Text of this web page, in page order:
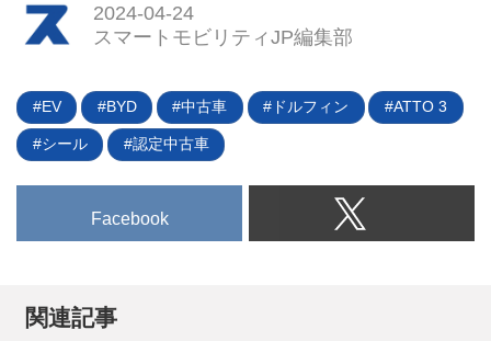
のセグメントだけに、早くもその
ネーブモーターショーで発表した
「DENZA Z9 GT」を北京モータ
ーショーで世界初公開する。
わる日本メーカーの奮闘に期待が
高まるなか、去る4月10日に長安
を公表した。情報は極めて少ない
ながら、中〜大型のセダンである
ことは明らか。しばらく前からそ
後継EV車、いわゆる“マツダEZ-
6”のティーザー画像であることは
2024-04-24
スマートモビリティJP編集部
EV BYD 中古車 ドルフィン ATTO 3
シール 認定中古車
Facebook
関連記事